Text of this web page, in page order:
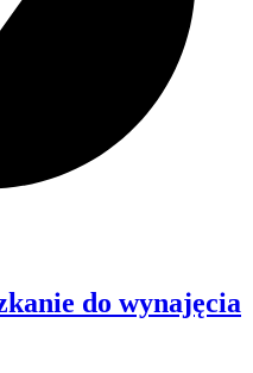
do wynajęcia